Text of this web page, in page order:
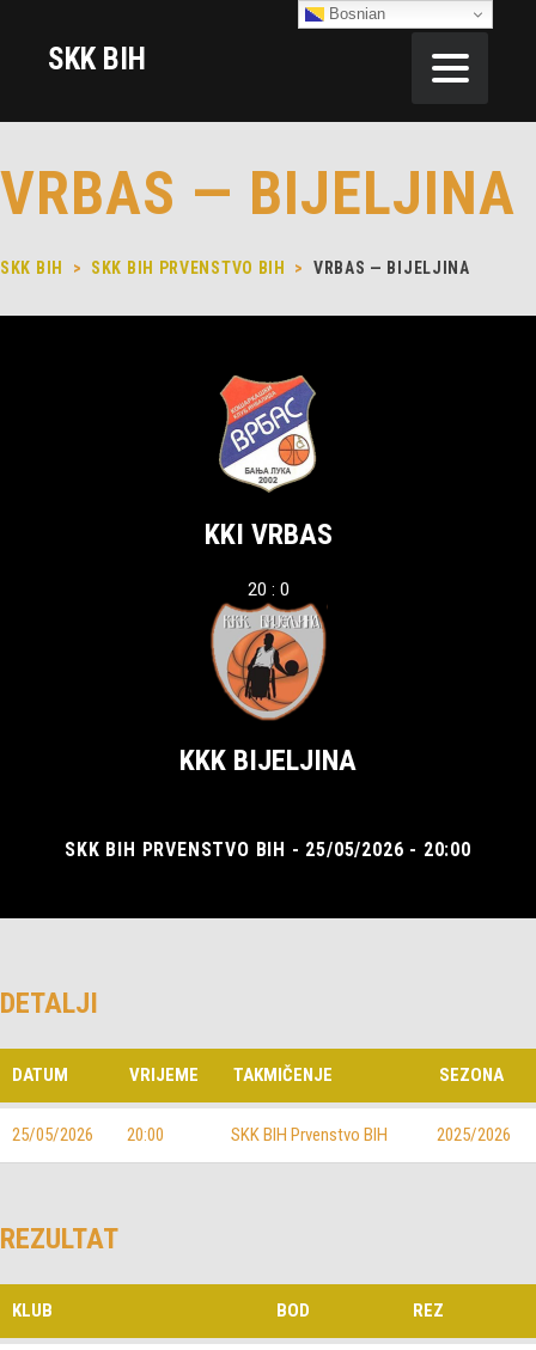
SKK BIH
VRBAS — BIJELJINA
SKK BIH > SKK BIH PRVENSTVO BIH > VRBAS — BIJELJINA
KKI VRBAS
20 : 0
KKK BIJELJINA
SKK BIH PRVENSTVO BIH - 25/05/2026 - 20:00
DETALJI
DATUM VRIJEME TAKMIČENJE SEZONA
25/05/2026 20:00 SKK BIH Prvenstvo BIH 2025/2026
REZULTAT
KLUB BOD REZ
Bosnian